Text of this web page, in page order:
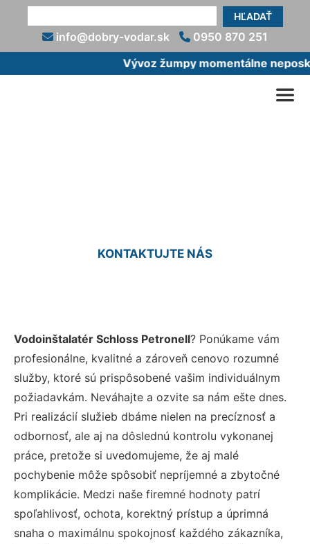
HĽADAŤ
info@dobry-vodar.sk
0950 870 251
Vývoz žumpy momentálne
KONTAKTUJTE NÁS
Vodoinštalatér Schloss Petronell? Ponúkame vám
profesionálne, kvalitné a zároveň cenovo rozumné
služby, ktoré sú prispôsobené vašim individuálnym
požiadavkám. Neváhajte a ozvite sa nám ešte dnes.
Pri realizácií služieb dbáme nielen na precíznosť a
odbornosť, ale aj na dôslednú kontrolu vykonanej
práce, pretože si uvedomujeme, že aj malé
pochybenie môže spôsobiť nepríjemné a zbytočné
komplikácie. Medzi naše firemné hodnoty patrí
spoľahlivosť, ochota, korektný prístup a úprimná
snaha o maximálnu spokojnosť každého zákazníka,